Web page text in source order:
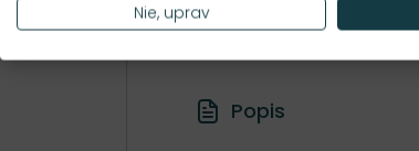
Popis
Nie, uprav